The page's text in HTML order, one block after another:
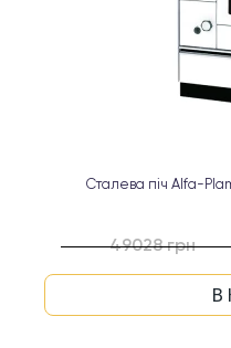
Сталева піч Alfa-
49028 грн
В